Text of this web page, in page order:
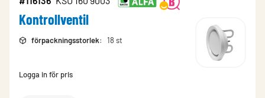
Kontrollventil
förpackningsstorlek: 18 st
Logga in för pris